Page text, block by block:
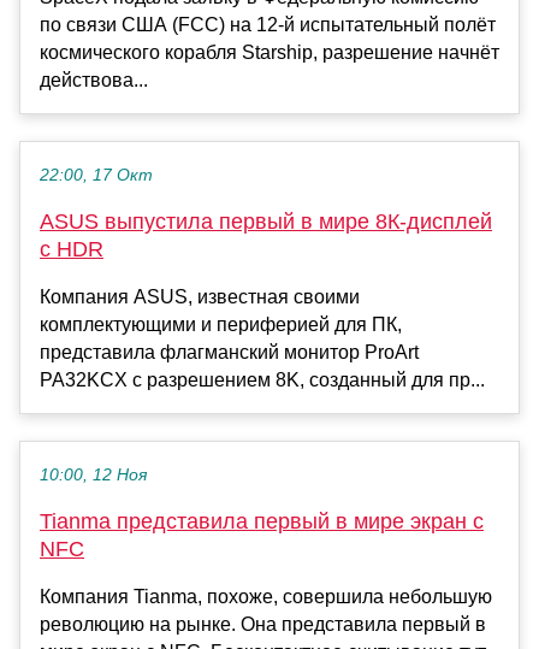
по связи США (FCC) на 12-й испытательный полёт
космического корабля Starship, разрешение начнёт
действова...
22:00, 17 Окт
ASUS выпустила первый в мире 8К-дисплей
с HDR
Компания ASUS, известная своими
комплектующими и периферией для ПК,
представила флагманский монитор ProArt
PA32KCX с разрешением 8K, созданный для пр...
10:00, 12 Ноя
Tianma представила первый в мире экран с
NFC
Компания Tianma, похоже, совершила небольшую
революцию на рынке. Она представила первый в